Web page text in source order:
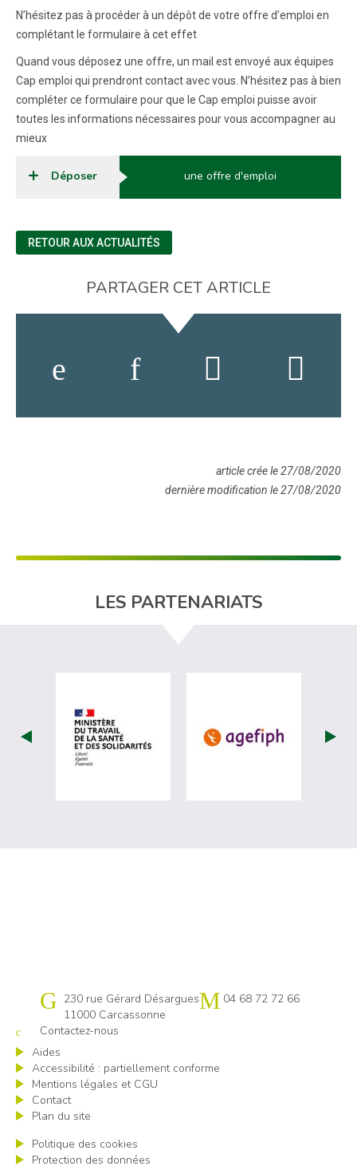
N’hésitez pas à procéder à un dépôt de votre offre d’emploi en
complétant le formulaire à cet effet
Quand vous déposez une offre, un mail est envoyé aux équipes
Cap emploi qui prendront contact avec vous. N’hésitez pas à bien
compléter ce formulaire pour que le Cap emploi puisse avoir
toutes les informations nécessaires pour vous accompagner au
mieux
Déposer une offre d'emploi
RETOUR AUX ACTUALITÉS
PARTAGER CET ARTICLE
article crée le 27/08/2020
dernière modification le 27/08/2020
LES PARTENARIATS
visiter les site de Ministère du travail
visiter les
Cap emploi 11
230 rue Gérard Désargues
11000 Carcassonne
04 68 72 72 66
Contactez-nous
Aides
Accessibilité : partiellement conforme
Mentions légales et CGU
Contact
Plan du site
Politique des cookies
Protection des données